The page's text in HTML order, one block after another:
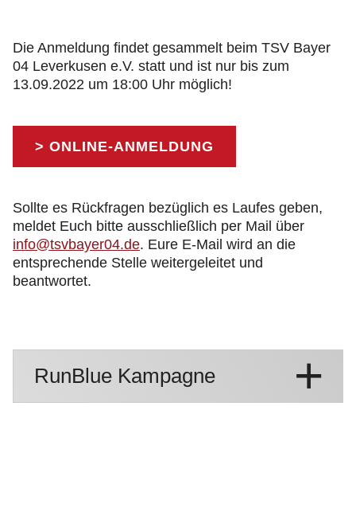
Die Anmeldung findet gesammelt beim TSV Bayer
04 Leverkusen e.V. statt und ist nur bis zum
13.09.2022 um 18:00 Uhr möglich!
> ONLINE-ANMELDUNG
Sollte es Rückfragen bezüglich es Laufes geben,
meldet Euch bitte ausschließlich per Mail über
info@tsvbayer04.de. Eure E-Mail wird an die
entsprechende Stelle weitergeleitet und
beantwortet.
RunBlue Kampagne